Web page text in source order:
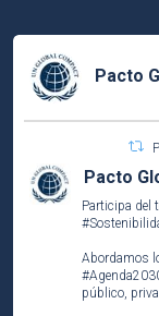
Pacto
Pacto
Participa del
Abordamos
público,